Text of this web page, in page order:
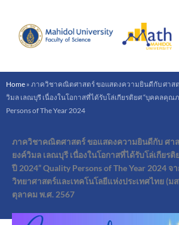
content
Home » ภาควิชาคณิตศาสตร์ ขอแสดงความยินดีกับ ศาสต
วิมล เลณบุรี เนื่องในโอกาสที่ได้รับโล่เกียรติยศ “บุคคลคุณ
Persons of The Year 2024
ภาควิชาคณิตศาสตร์ ขอแสดงความยินดีกับ ศา
ยงค์วิมล เลณบุรี เนื่องในโอกาสที่ได้รับโล่เกีย
ปี 2024” Quality Persons of The Year 2024 จ
วิทยาศาสตร์และเทคโนโลยีแห่งประเทศไทย (ม
ตุลาคม พ.ศ. 2567